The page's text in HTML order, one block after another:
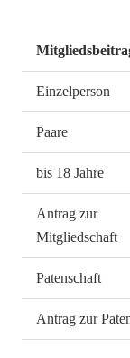
Einzelperson
Paare
bis 18 Jahre
Antrag zur
Mitgliedschaft
Patenschaft
Antrag zur